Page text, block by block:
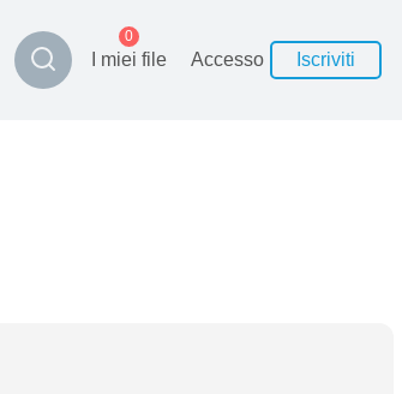
I miei file
0
Accesso Iscriviti